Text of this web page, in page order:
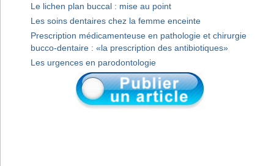
Le lichen plan buccal : mise au point
Les soins dentaires chez la femme enceinte
Prescription médicamenteuse en pathologie et chirurgie
bucco-dentaire : «la prescription des antibiotiques»
Les urgences en parodontologie